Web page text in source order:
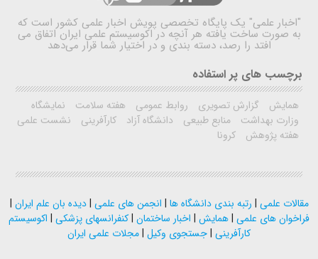
"اخبار علمی" یک پایگاه تخصصی پویش اخبار علمی کشور است که
به صورت ساخت یافته هر آنچه در اکوسیستم علمی ایران اتفاق می
افتد را رصد، دسته بندی و در اختیار شما قرار می‌دهد
برچسب های پر استفاده
همایش گزارش تصویری روابط عمومی هفته سلامت
نمایشگاه
وزارت بهداشت
منابع طبیعی دانشگاه آزاد کارآفرینی
نشست علمی
هفته پژوهش
کرونا
مقالات علمی | رتبه بندی دانشگاه ها | انجمن های علمی |دیده بان علم ایران |
فراخوان های علمی |همایش | اخبار ساختمان |کنفرانسهای پزشکی | اکوسیستم
کارآفرینی |جستجوی وکیل |مجلات علمی ایران